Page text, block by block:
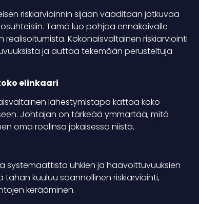
riskiarvioinnin sijaan vaaditaan jatkuvaa
Tämä luo pohjaa ennakoivalle
Kokonaisvaltainen riskiarviointi
ja auttaa tekemään perusteltuja
elinkaari
lähestymistapa kattaa koko
Johtajan on tärkeää ymmärtää, mitä
oma roolinsa jokaisessa niistä.
systemaattista uhkien ja haavoittuvuuksien
kuuluu säännöllinen riskiarviointi,
kerääminen.